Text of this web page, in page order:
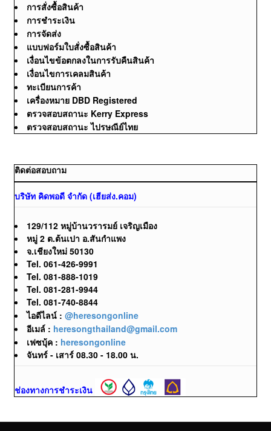
การสั่งซื้อสินค้า
การชำระเงิน
การจัดส่ง
แบบฟอร์มใบสั่งซื้อสินค้า
เงื่อนไขข้อตกลงในการรับคืนสินค้า
เงื่อนไขการเคลมสินค้า
ทะเบียนการค้า
เครื่องหมาย DBD Registered
ตรวจสอบสถานะ Kerry Express
ตรวจสอบสถานะ ไปรษณีย์ไทย
ติดต่อสอบถาม
บริษัท คิดพอดี จำกัด (เฮียส่ง.คอม)
129/112 หมู่บ้านวรารมย์ เจริญเมือง
หมู่ 2 ต.ต้นเปา อ.สันกำแพง
จ.เชียงใหม่ 50130
Tel. 061-426-9991
Tel. 081-888-1019
Tel. 081-281-9944
Tel. 081-740-8844
ไอดีไลน์ : @heresongonline
อีเมล์ : heresongthailand@gmail.com
เฟซบุ้ค : heresongonline
จันทร์ - เสาร์ 08.30 - 18.00 น.
ช่องทางการชำระเงิน